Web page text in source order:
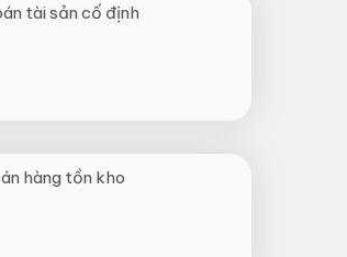
tài sản cố định
hàng tồn kho